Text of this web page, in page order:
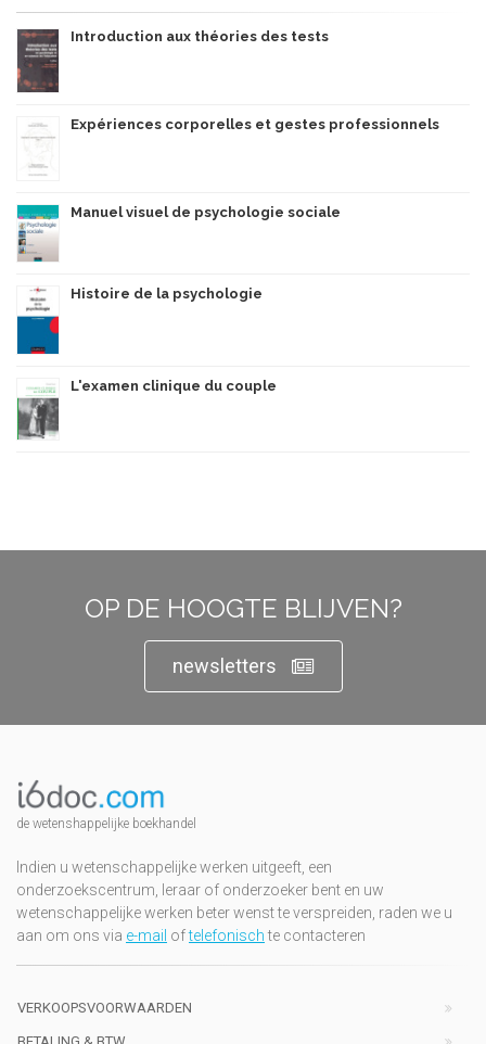
Introduction aux théories des tests
Expériences corporelles et gestes professionnels
Manuel visuel de psychologie sociale
Histoire de la psychologie
L'examen clinique du couple
OP DE HOOGTE BLIJVEN?
newsletters
de wetenshappelijke boekhandel
Indien u wetenschappelijke werken uitgeeft, een
onderzoekscentrum, leraar of onderzoeker bent en uw
wetenschappelijke werken beter wenst te verspreiden, raden we u
aan om ons via e-mail oftelefonischte contacteren
VERKOOPSVOORWAARDEN